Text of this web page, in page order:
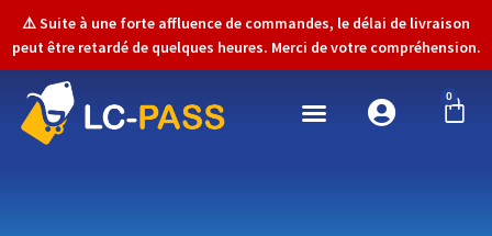
⚠️ Suite à une forte affluence de commandes, le délai de livraison
peut être retardé de quelques heures. Merci de votre compréhension.
0